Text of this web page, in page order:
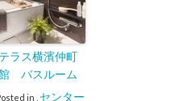
ラス横濱仲町
バスルーム
in
センター